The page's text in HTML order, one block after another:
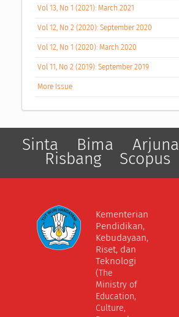
Vol 13, No 1 (2021): March 2021
Vol 12, No 2 (2020): September 2020
Vol 12, No 1 (2020): March 2020
Vol 11, No 2 (2019): September 2019
More Issue
Sinta Bima Arjuna
Risbang Scopus
Kementerian
Pendidikan,
Kebudayaan,
Riset, dan
Teknologi
(The
Ministry of
Education,
Culture,